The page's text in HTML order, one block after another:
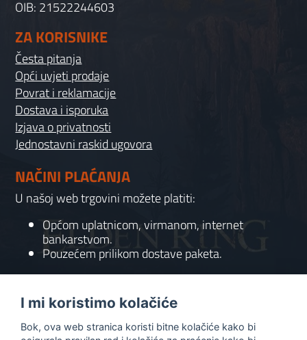
OIB: 21522244603
ZA KORISNIKE
Česta pitanja
Opći uvjeti prodaje
Povrat i reklamacije
Dostava i isporuka
Izjava o privatnosti
Jednostavni raskid ugovora
NAČINI PLAĆANJA
U našoj web trgovini možete platiti:
Općom uplatnicom, virmanom, internet
bankarstvom.
Pouzećem prilikom dostave paketa.
KONTAKT
info@gaming-shop-vranovic.hr
I mi koristimo kolačiće
Bok, ova web stranica koristi bitne kolačiće kako bi